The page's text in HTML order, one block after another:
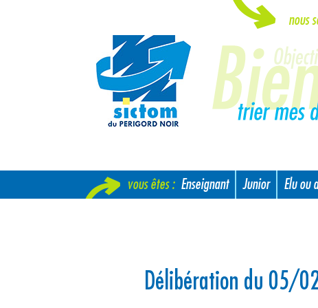
nous
vous êtes : Enseignant Junior Elu ou
Délibération du 05/